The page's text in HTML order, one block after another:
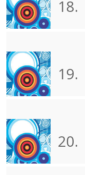
18.
19.
20.